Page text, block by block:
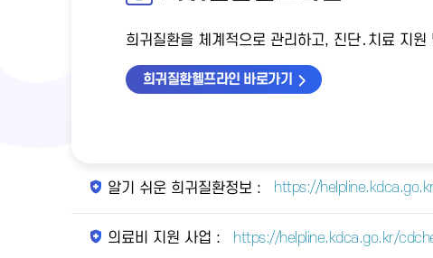
희귀질환을 체계적으로 관리하고, 진단․치료 지
희귀질환헬프라인 바로가기
알기 쉬운 희귀질환정보 : https://
의료비 지원 사업 : https://helpline.kdca.go.kr/